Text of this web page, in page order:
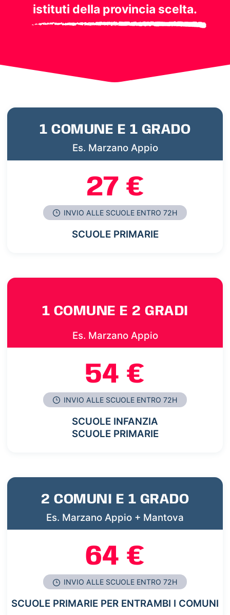
istituti della provincia scelta.
1 COMUNE E 1 GRADO
Es. Marzano Appio
27 €
INVIO ALLE SCUOLE ENTRO 72H
SCUOLE PRIMARIE
1 COMUNE E 2 GRADI
Es. Marzano Appio
54 €
INVIO ALLE SCUOLE ENTRO 72H
SCUOLE INFANZIA
SCUOLE PRIMARIE
2 COMUNI E 1 GRADO
Es. Marzano Appio + Mantova
64 €
INVIO ALLE SCUOLE ENTRO 72H
SCUOLE PRIMARIE PER ENTRAMBI I COMUNI